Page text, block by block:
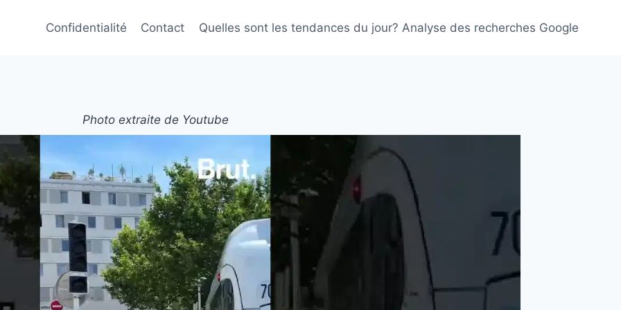
Confidentialité Contact Quelles sont les tendances du jour? Analyse des recherches Google
Photo extraite de Youtube